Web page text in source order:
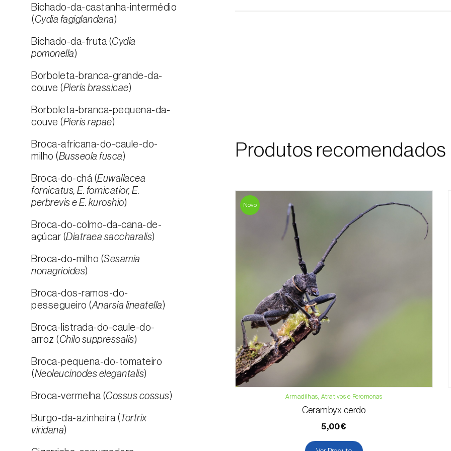
Bichado-da-castanha-intermédio
(Cydia fagiglandana)
Bichado-da-fruta (Cydia
pomonella)
Borboleta-branca-grande-da-
couve (Pieris brassicae)
Borboleta-branca-pequena-da-
couve (Pieris rapae)
Broca-africana-do-caule-do-
milho (Busseola fusca)
Broca-do-chá (Euwallacea
fornicatus, E. fornicatior, E.
perbrevis e E. kuroshio)
Broca-do-colmo-da-cana-de-
açúcar (Diatraea saccharalis)
Broca-do-milho (Sesamia
nonagrioides)
Broca-dos-ramos-do-
pessegueiro (Anarsia lineatella)
Broca-listrada-do-caule-do-
arroz (Chilo suppressalis)
Broca-pequena-do-tomateiro
(Neoleucinodes elegantalis)
Broca-vermelha (Cossus cossus)
Burgo-da-azinheira ( Tortrix
viridana)
Produtos recomendados
Novo
Armadilhas, Atrativos e Feromonas
Cerambyx cerdo
5,00€